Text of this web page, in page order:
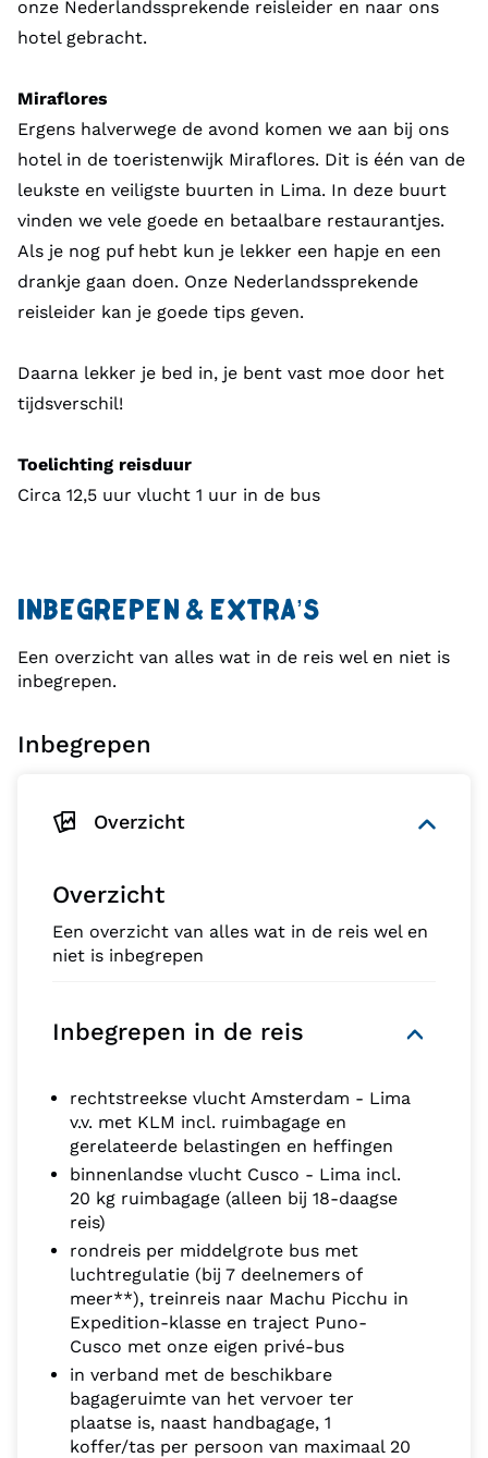
vast te kunnen leggen.
Picchu wandelen, met overnachtingen hoog in de
bergen.
Wil je de reis ook nog verlengen met een verblijf in
de Amazone (inclusief vlucht vanaf Cusco)? Kies dan
bij 'beschikbaarheid en prijzen' voor de 21-daagse
reis (reisduur: 20 nachten). Het eerste deel van de
reis beleef je samen met de deelnemers van de 18-d
rondreis.
Groepsgrootte
Minimumleeftijd: 18 jaar
Indien een vertrekdatum gegarandeerd is zullen er
waaronder het traject Nazca - Arequipa per
comfortabele nachtbus
onze Nederlandssprekende reisleider en naar ons
hotel gebracht.
Miraflores
Ergens halverwege de avond komen we aan bij ons
hotel in de toeristenwijk Miraflores. Dit is één van de
leukste en veiligste buurten in Lima. In deze buurt
vinden we vele goede en betaalbare restaurantjes.
Als je nog puf hebt kun je lekker een hapje en een
drankje gaan doen. Onze Nederlandssprekende
reisleider kan je goede tips geven.
Daarna lekker je bed in, je bent vast moe door het
tijdsverschil!
Toelichting reisduur
Circa 12,5 uur vlucht 1 uur in de bus
INBEGREPEN & EXTRA’S
Een overzicht van alles wat in de reis wel en niet is
inbegrepen.
Inbegrepen
Overzicht
Overzicht
Een overzicht van alles wat in de reis wel en
niet is inbegrepen
Inbegrepen in de reis
rechtstreekse vlucht Amsterdam - Lima
v.v. met KLM incl. ruimbagage en
gerelateerde belastingen en heffingen
binnenlandse vlucht Cusco - Lima incl.
20 kg ruimbagage (alleen bij 18-daagse
reis)
rondreis per middelgrote bus met
luchtregulatie (bij 7 deelnemers of
meer**), treinreis naar Machu Picchu in
Expedition-klasse en traject Puno-
Cusco met onze eigen privé-bus
in verband met de beschikbare
bagageruimte van het vervoer ter
plaatse is, naast handbagage, 1
koffer/tas per persoon van maximaal 20